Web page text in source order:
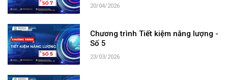
20/04/2026
Chương trình Tiết kiệm năng lượng -
Số 5
23/03/2026